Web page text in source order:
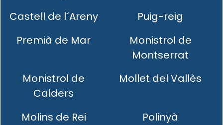
Castell de l´Areny
Puig-reig
Premià de Mar
Monistrol de
Montserrat
Monistrol de
Calders
Mollet del Vallès
Molins de Rei
Polinyà